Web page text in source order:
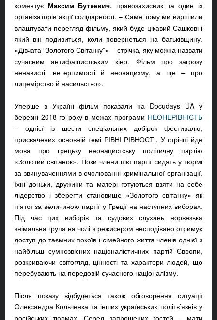
коментує Максим Буткевич, правозахисник та один із
організаторів акції солідарності. – Саме тому ми вирішили
влаштувати перегляд фільму, який буде цікавий Сашкові і
який він подивиться, коли повернеться на батьківщину.
«Дівчата “Золотого Світанку”» – стрічка, яку можна назвати
сучасним антифашистським кіно. Фільм про загрозу
ненависті, нетерпимості й неонацизму, а ще – про
лицемірство й насильство».
Уперше в Україні фільм показали на Docudays UA у
березні 2018-го року в межах програми НЕОНЕРІВНІСТЬ
– однієї із шести спеціальних добірок фестивалю,
присвячених основній темі РІВНІ РІВНОСТІ. У стрічці йде
мова про грецьку неонацистську політичну партію
«Золотий світанок». Поки члени цієї партії сидять у тюрмі
за звинуваченнями в очолюванні кримінальної організації,
їхні доньки, дружини та матері готуються взяти на себе
лідерство і зберегти становище «Золотого світанку» як
п’ятої за величиною партії у Греції на наступних виборах.
Під час цих виборів та судових слухань норвезька
знімальна група на чолі з режисером несподівано отримує
доступ до таємних покоїв і сімейного життя членів однієї з
найбільш сумнозвісних націоналістичних партій Європи,
розкриваючи світогляд, цінності та характери людей, що
перебувають на передовій сучасного націоналізму.
Після показу відбудеться також обговорення ситуації
Олександра Кольченка та інших українських політв’язнів у
російських тюрмах. Серед запрошених гостей – мати